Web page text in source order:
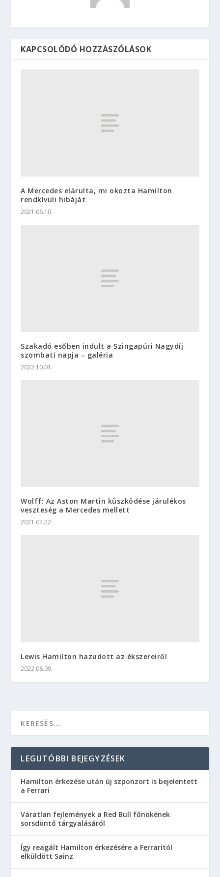
KAPCSOLÓDÓ HOZZÁSZÓLÁSOK
A Mercedes elárulta, mi okozta Hamilton
rendkívüli hibáját
2021.06.10.
Szakadó esőben indult a Szingapúri Nagydíj
szombati napja – galéria
2022.10.01.
Wolff: Az Aston Martin küszködése járulékos
veszteség a Mercedes mellett
2021.04.22.
Lewis Hamilton hazudott az ékszereiről
2022.08.09.
LEGUTÓBBI BEJEGYZÉSEK
Hamilton érkezése után új szponzort is bejelentett
a Ferrari
Váratlan fejlemények a Red Bull főnökének
sorsdöntő tárgyalásáról
Így reagált Hamilton érkezésére a Ferraritól
elküldött Sainz